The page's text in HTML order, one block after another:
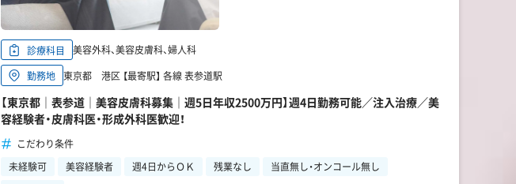
診療科目
美容外科、美容皮膚科、婦人科
勤務地 東京都 港区 【最寄駅】 各線 表参道駅
【東京都｜表参道｜美容皮膚科募集｜週5日年収2500万円】週4日勤務可能／注入治療／美
容経験者・皮膚科医・形成外科医歓迎！
こだわり条件
未経験可
美容経験者 週4日からＯＫ 残業なし
当直無し・オンコール無し